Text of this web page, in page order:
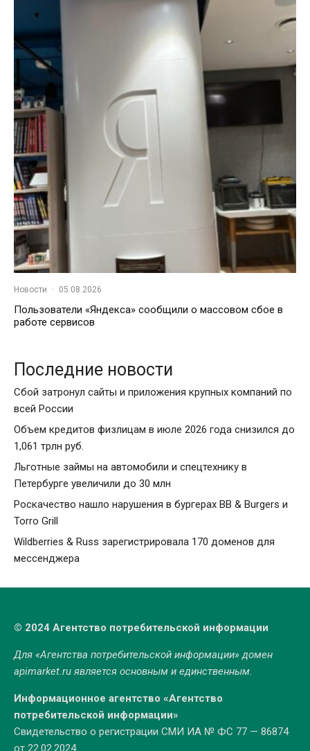
Новости · 05.08.2026
Пользователи «Яндекса» сообщили о массовом сбое в
работе сервисов
Последние новости
Сбой затронул сайты и приложения крупных компаний по
всей России
Объем кредитов физлицам в июле 2026 года снизился до
1,061 трлн руб.
Льготные займы на автомобили и спецтехнику в
Петербурге увеличили до 30 млн
Роскачество нашло нарушения в бургерах BB & Burgers и
Torro Grill
Wildberries & Russ зарегистрировала 170 доменов для
мессенджера
© 2024 Агентство потребительской информации
Для «Агентства потребительской информации» домен
apimarket.ruявляется основным и единственным.
Информационное агентство «Агентство
потребительской информации»
Свидетельство о регистрации СМИ ИА № ФС 77 — 86874
от 22.02.2024